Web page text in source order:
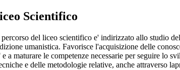
Scientifico
del liceo scientifico e' indirizzato allo studio
umanistica. Favorisce l'acquisizione delle
maturare le competenze necessarie per seguire lo
e delle metodologie relative, anche attraverso